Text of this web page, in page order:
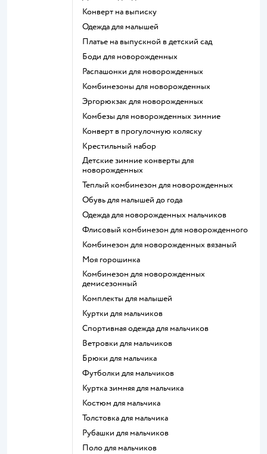
Конверт на выписку
Одежда для малышей
Платье на выпускной в детский сад
Боди для новорожденных
Распашонки для новорожденных
Комбинезоны для новорожденных
Эргорюкзак для новорожденных
Комбезы для новорожденных зимние
Конверт в прогулочную коляску
Крестильный набор
Детские зимние конверты для
новорожденных
Теплый комбинезон для новорожденных
Обувь для малышей до года
Одежда для новорожденных мальчиков
Флисовый комбинезон для новорожденного
Комбинезон для новорожденных вязаный
Моя горошинка
Комбинезон для новорожденных
демисезонный
Комплекты для малышей
Куртки для мальчиков
Спортивная одежда для мальчиков
Ветровки для мальчиков
Брюки для мальчика
Футболки для мальчиков
Куртка зимняя для мальчика
Костюм для мальчика
Толстовка для мальчика
Рубашки для мальчиков
Поло для мальчиков